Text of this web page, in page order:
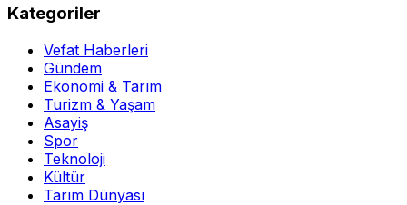
Kategoriler
Vefat Haberleri
Gündem
Ekonomi & Tarım
Turizm & Yaşam
Asayiş
Spor
Teknoloji
Kültür
Tarım Dünyası